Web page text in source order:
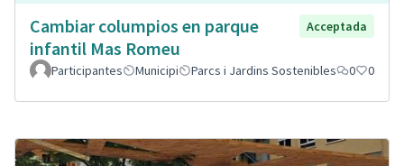
Cambiar columpios en parque
infantil Mas Romeu
Acceptada
Participantes Municipi Parcs i Jardins Sostenibles 0 0